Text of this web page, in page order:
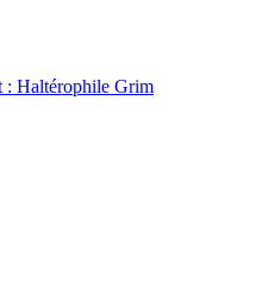
Haltérophile Grim